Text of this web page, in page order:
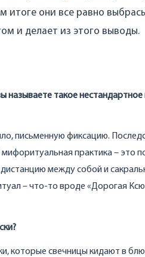
итоге они все равно
и делает из этого выводы.
называете такое
письменную фиксацию.
практика – это
между собой и
– что-то вроде «Дорогая
которые свечницы кидают в